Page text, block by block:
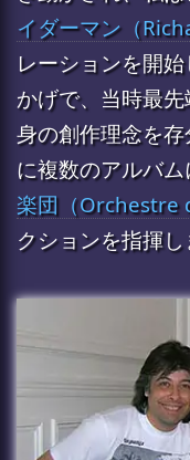
イダーマン（
レーションを開
かげで、当時最
身の創作理念を
に複数のアルバ
楽団（Orchestre
クションを指揮し